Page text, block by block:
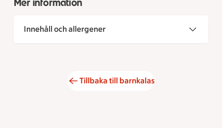
Mer information
Innehåll och allergener
Tillbaka till barnkalas